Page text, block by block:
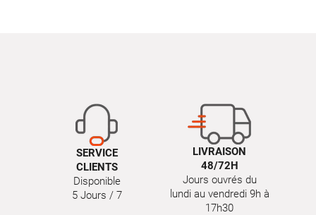
SERVICE
CLIENTS
Disponible
5 Jours / 7
LIVRAISON
48/72H
Jours ouvrés du
lundi au vendredi 9h à
17h30